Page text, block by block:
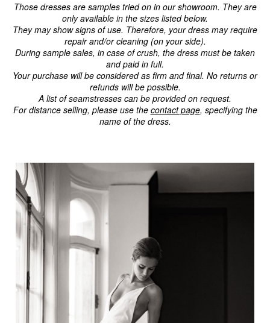
Those dresses are samples tried on in our showroom. They are
only available in the sizes listed below.
They may show signs of use. Therefore, your dress may require
repair and/or cleaning (on your side).
During sample sales, in case of crush, the dress must be taken
and paid in full.
Your purchase will be considered as firm and final. No returns or
refunds will be possible.
A list of seamstresses can be provided on request.
For distance selling, please use the contact page, specifying the
name of the dress.